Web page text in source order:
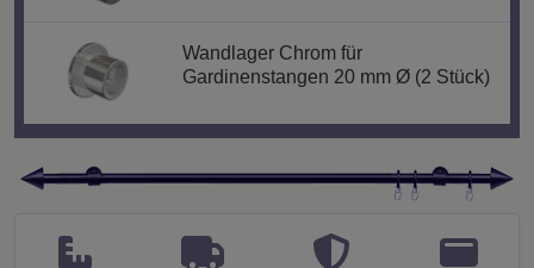
Wandlager Chrom für
Gardinenstangen 20 mm Ø (2 Stück)